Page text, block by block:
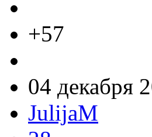
+57
04 декабря
JulijaM